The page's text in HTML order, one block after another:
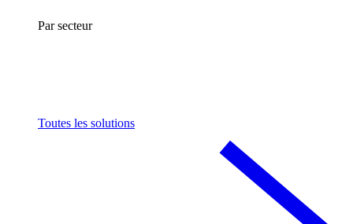
Par secteur
Toutes les solutions